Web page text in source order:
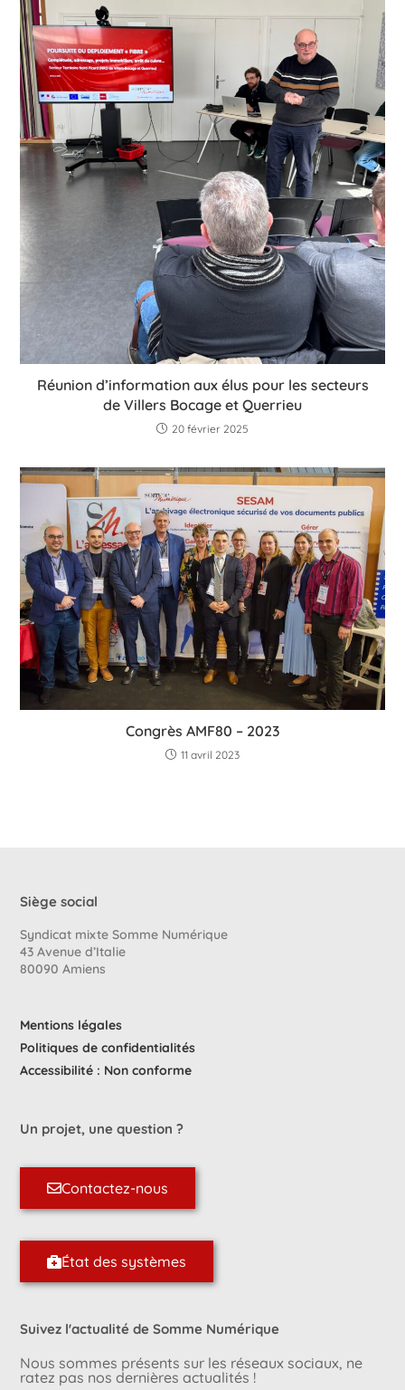
Réunion d’information aux élus pour les secteurs
de Villers Bocage et Querrieu
20 février 2025
Congrès AMF80 – 2023
11 avril 2023
Siège social
Syndicat mixte Somme Numérique
43 Avenue d’Italie
80090 Amiens
Mentions légales
Politiques de confidentialités
Accessibilité : Non conforme
Un projet, une question ?
Contactez-nous
État des systèmes
Suivez l'actualité de Somme Numérique
Nous sommes présents sur les réseaux sociaux, ne
ratez pas nos dernières actualités !